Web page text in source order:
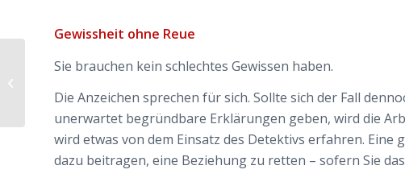
Gewissheit ohne Reue
Sie brauchen kein schlechtes Gewissen haben.
Die Anzeichen sprechen für sich. Sollte sich der Fall
unerwartet begründbare Erklärungen geben, wird die
wird etwas von dem Einsatz des Detektivs erfahren.
dazu beitragen, eine Beziehung zu retten – sofern Sie